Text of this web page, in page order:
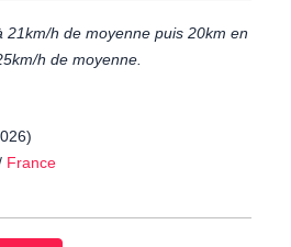
21km/h de moyenne puis 20km en
h de moyenne.
France